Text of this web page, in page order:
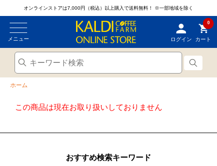
オンラインストアは7,000円（税込）以上購入で送料無料！ ※一部地域を除く
メニュー ログイン
0
カート
ホーム
この商品は現在お取り扱いしておりません
おすすめ検索キーワード